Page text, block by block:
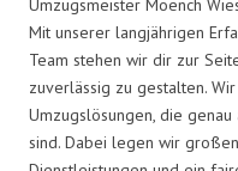
Umzugsmeister Moench
Mit unserer langjährigen
Team stehen wir dir zur
zuverlässig zu gestalten.
Umzugslösungen, die
sind. Dabei legen wir